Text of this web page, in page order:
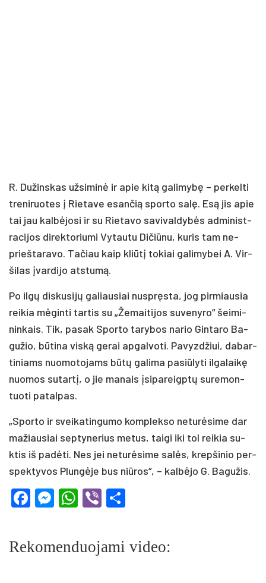
R. Du­žins­kas už­si­mi­nė ir apie ki­tą ga­li­my­bę – per­kel­ti
tre­ni­ruo­tes į Rie­ta­ve esan­čią spor­to sa­lę. Esą jis apie
tai jau kal­bė­jo­si ir su Rie­ta­vo sa­vi­val­dy­bės ad­mi­nist­
ra­ci­jos di­rek­to­riu­mi Vy­tau­tu Di­čiū­nu, ku­ris tam ne­
prieš­ta­ra­vo. Ta­čiau kaip kliū­tį to­kiai ga­li­my­bei A. Vir­
ši­las įvar­di­jo at­stu­mą.
Po il­gų dis­ku­si­jų ga­liau­siai nu­spręs­ta, jog pir­miau­sia
rei­kia mė­gin­ti tar­tis su „Že­mai­ti­jos su­ve­ny­ro“ šei­mi­
nin­kais. Tik, pa­sak Spor­to ta­ry­bos na­rio Gin­ta­ro Ba­
gu­žio, bū­ti­na vis­ką ge­rai ap­gal­vo­ti. Pa­vyz­džiui, da­bar­
ti­niams nuo­mo­to­jams bū­tų ga­li­ma pa­siū­ly­ti il­ga­lai­kę
nuo­mos su­tar­tį, o jie ma­nais įsi­pa­reigp­tų su­re­mon­
tuo­ti pa­tal­pas.
„Spor­to ir svei­ka­tin­gu­mo komp­lek­so ne­tu­rė­si­me dar
ma­žiau­siai sep­ty­ne­rius me­tus, tai­gi iki tol rei­kia su­
ktis iš pa­dė­ti. Nes jei ne­tu­rė­si­me sa­lės, krep­ši­nio per­
spek­ty­vos Plun­gė­je bus niū­ros“, – kal­bė­jo G. Ba­gu­žis.
Facebook
Messenger
WhatsApp
Viber
Rekomenduojami video: